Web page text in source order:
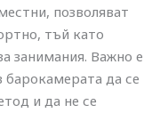
позволяват
тъй като
занимания. Важно е
барокамерата да се
и да не се